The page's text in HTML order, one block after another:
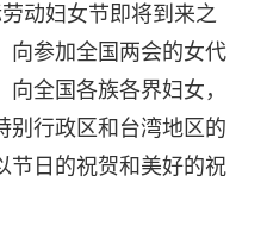
动妇女节即将到来之
向参加全国两会的女代
全国各族各界妇女，
别行政区和台湾地区的
节日的祝贺和美好的祝